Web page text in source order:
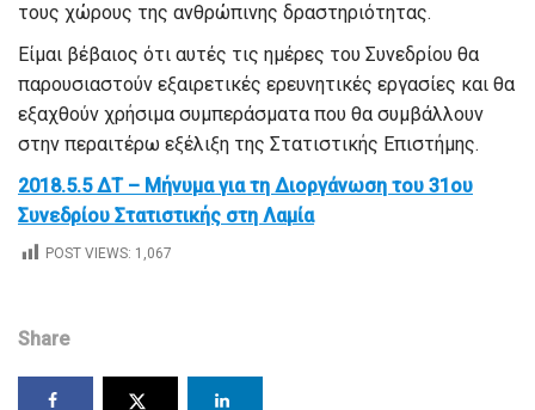
τους χώρους της ανθρώπινης δραστηριότητας.
Είμαι βέβαιος ότι αυτές τις ημέρες του Συνεδρίου θα
παρουσιαστούν εξαιρετικές ερευνητικές εργασίες και θα
εξαχθούν χρήσιμα συμπεράσματα που θα συμβάλλουν
στην περαιτέρω εξέλιξη της Στατιστικής Επιστήμης.
2018.5.5 ΔΤ – Μήνυμα για τη Διοργάνωση του 31ου
Συνεδρίου Στατιστικής στη Λαμία
POST VIEWS: 1,067
Share